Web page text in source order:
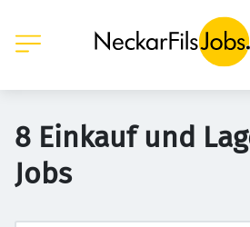
8 Einkauf und
Jobs